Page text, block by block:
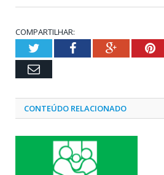
COMPARTILHAR:
TwitterFacebookGoogle+
Email
CONTEÚDO RELACIONADO